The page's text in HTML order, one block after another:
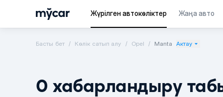
Жүрілген автокөліктер Жаңа авто
Басты бет Көлік сатып алу Opel Manta Актау
0 хабарландыру